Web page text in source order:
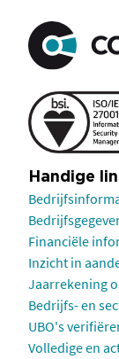
Handige
Financiële
Inzicht in
Jaarrekening
Bedrijfs- en
UBO's
Volledige en